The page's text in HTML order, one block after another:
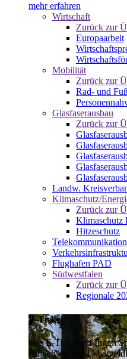
mehr erfahren
Wirtschaft
Zurück zur
Europaarbeit
Mobilität
Zurück zur
Rad- und
Glasfaserausbau
Zurück zur
Landw.
Klimaschutz/
Zurück zur
Klimaschutz
Hitzeschutz
Telekommunikation
Flughafen PAD
Südwestfalen
Zurück zur
Regionale
E-Ticket
Das E-Ticket auf Ihrem
einfach - schnell -